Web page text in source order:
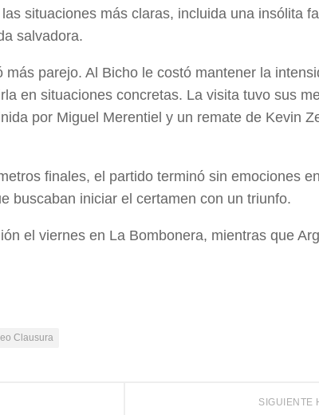
situaciones más claras, incluida una insólita
salvadora.
parejo. Al Bicho le costó mantener la
en situaciones concretas. La visita tuvo sus
por Miguel Merentiel y un remate de Kevin
finales, el partido terminó sin emociones
buscaban iniciar el certamen con un triunfo.
el viernes en La Bombonera, mientras que
Clausura
SIGUIENTE